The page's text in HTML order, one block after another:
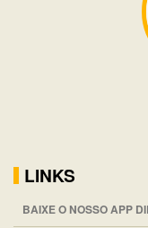
LINKS
BAIXE O NOSSO APP